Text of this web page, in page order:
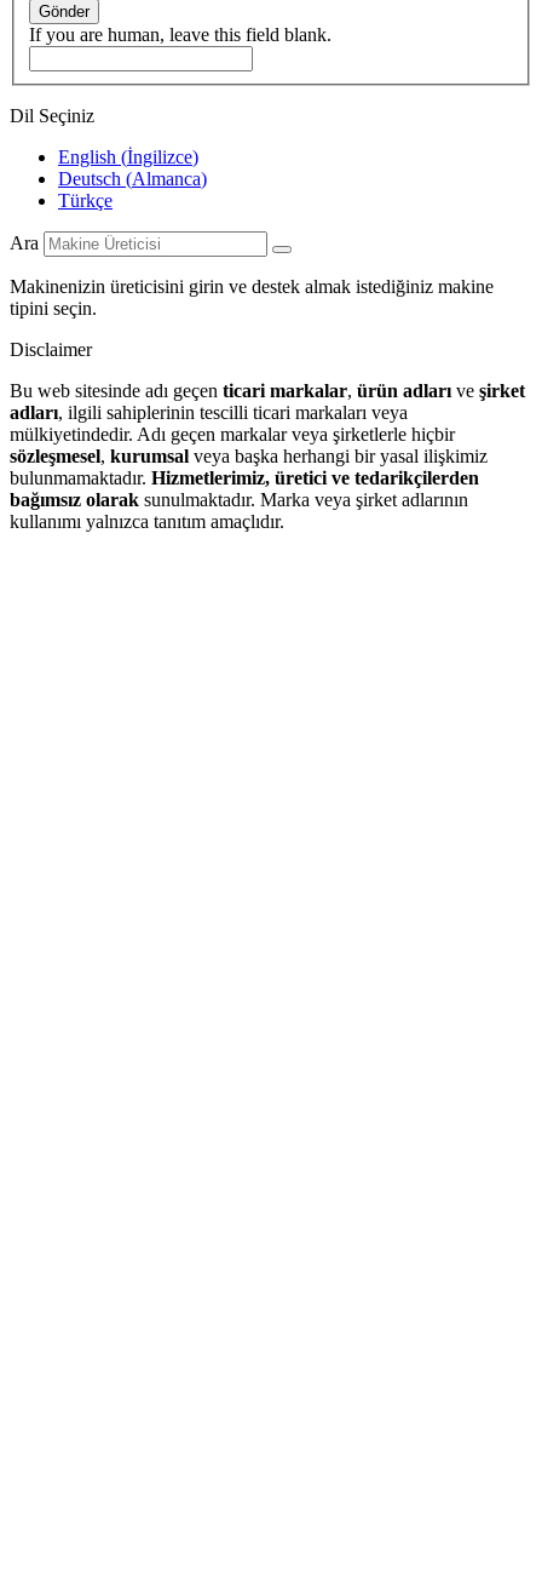
Gönder
If you are human, leave this field blank.
Dil Seçiniz
English (İngilizce)
Deutsch (Almanca)
Türkçe
Ara
Makinenizin üreticisini girin ve destek almak istediğiniz makine
tipini seçin.
Disclaimer
Bu web sitesinde adı geçen ticari markalar, ürün adları ve şirket
adları, ilgili sahiplerinin tescilli ticari markaları veya
mülkiyetindedir. Adı geçen markalar veya şirketlerle hiçbir
sözleşmesel, kurumsal veya başka herhangi bir yasal ilişkimiz
bulunmamaktadır. Hizmetlerimiz, üretici ve tedarikçilerden
bağımsız olarak sunulmaktadır. Marka veya şirket adlarının
kullanımı yalnızca tanıtım amaçlıdır.